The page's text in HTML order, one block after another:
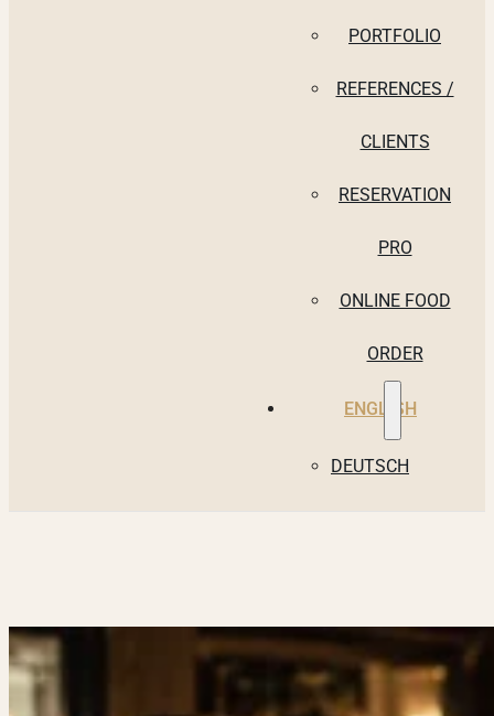
PORTFOLIO
REFERENCES /
CLIENTS
RESERVATION
PRO
ONLINE FOOD
ORDER
ENGLISH
DEUTSCH